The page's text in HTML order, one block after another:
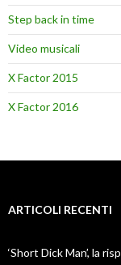
Step back in time
Video musicali
X Factor 2015
X Factor 2016
ARTICOLI RECENTI
‘Short Dick Man’, la